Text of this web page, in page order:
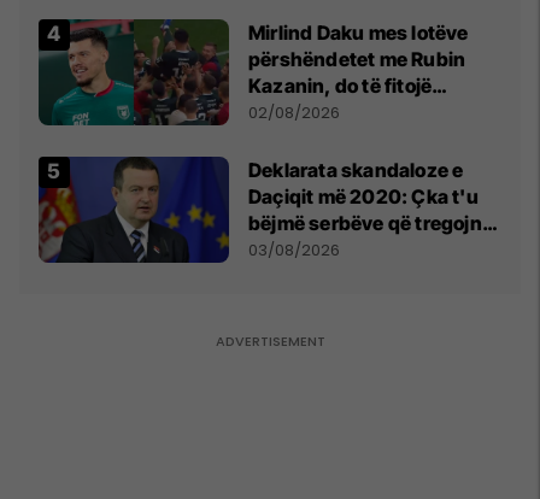
Mirlind Daku mes lotëve
përshëndetet me Rubin
Kazanin, do të fitojë
miliona te Spartak Moska
02/08/2026
​Deklarata skandaloze e
Daçiqit më 2020: Çka t'u
bëjmë serbëve që tregojnë
ku janë varrosur shqiptarët
03/08/2026